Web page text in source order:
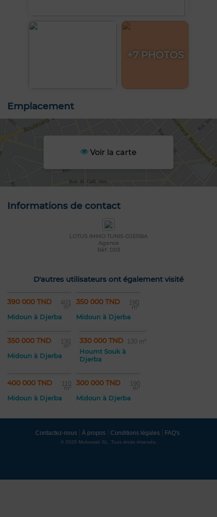
+7 PHOTOS
Emplacement
Voir la carte
Informations de contact
LOTUS IMMO TUNIS-DJERBA
Agence
Réf: D03
D'autres utilisateurs ont également visité
390 000 TND 403
m²
Midoun à Djerba
350 000 TND 190
m²
Midoun à Djerba
350 000 TND 130
m²
Midoun à Djerba
330 000 TND 130 m²
Houmt Souk à
Djerba
400 000 TND 110
m²
Midoun à Djerba
300 000 TND 190
m²
Midoun à Djerba
Contactez-nous À propos Conditions légales FAQ's
© 2026 Mubawab SL. Tous droits réservés.